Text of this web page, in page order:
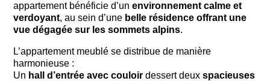
appartement bénéficie d’unenvironnement calme et
verdoyant, au sein d’une belle résidence offrant une
vue dégagée sur les sommets alpins.
L’appartement meublé se distribue de manière
harmonieuse :
Un hall d’entrée avec couloir dessert deuxspacieuses